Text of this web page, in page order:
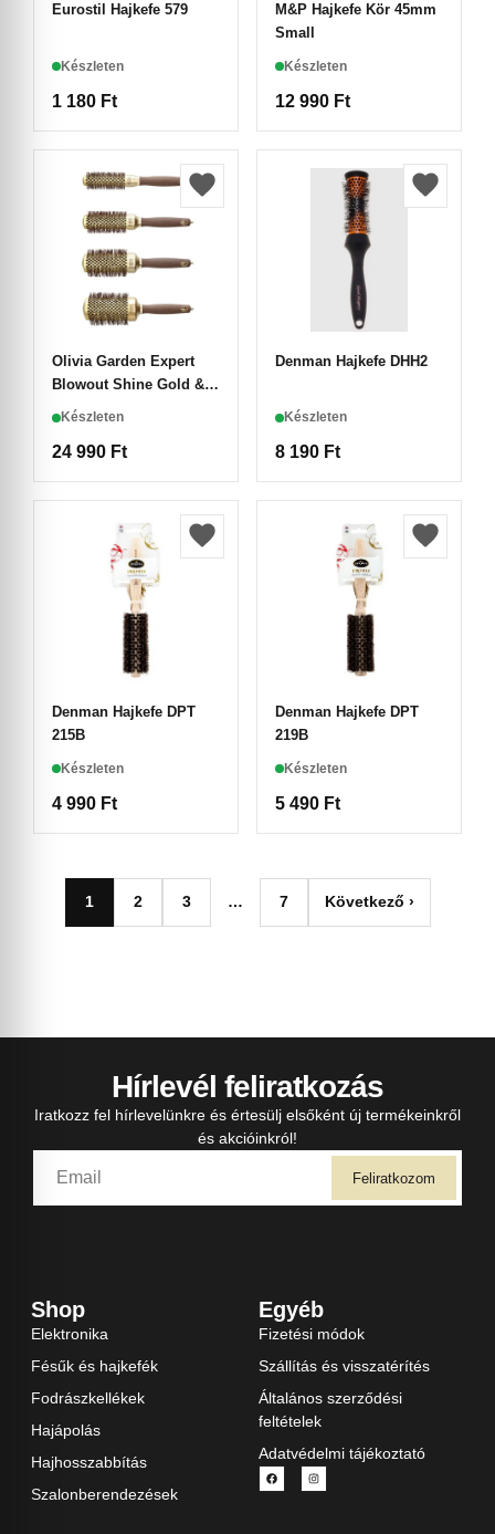
Eurostil Hajkefe 579
Készleten
1 180 Ft
M&P Hajkefe Kör 45mm
Small
Készleten
12 990 Ft
Olivia Garden Expert
Blowout Shine Gold &
Brown 4 darabos
Készleten
24 990 Ft
Denman Hajkefe DHH2
Készleten
8 190 Ft
Denman Hajkefe DPT
215B
Készleten
4 990 Ft
Denman Hajkefe DPT
219B
Készleten
5 490 Ft
1 2 3 … 7 Következő ›
Hírlevél feliratkozás
Iratkozz fel hírlevelünkre és értesülj elsőként új termékeinkről
és akcióinkról!
Feliratkozom
Shop
Elektronika
Fésűk és hajkefék
Fodrászkellékek
Hajápolás
Hajhosszabbítás
Szalonberendezések
Egyéb
Fizetési módok
Szállítás és visszatérítés
Általános szerződési
feltételek
Adatvédelmi tájékoztató